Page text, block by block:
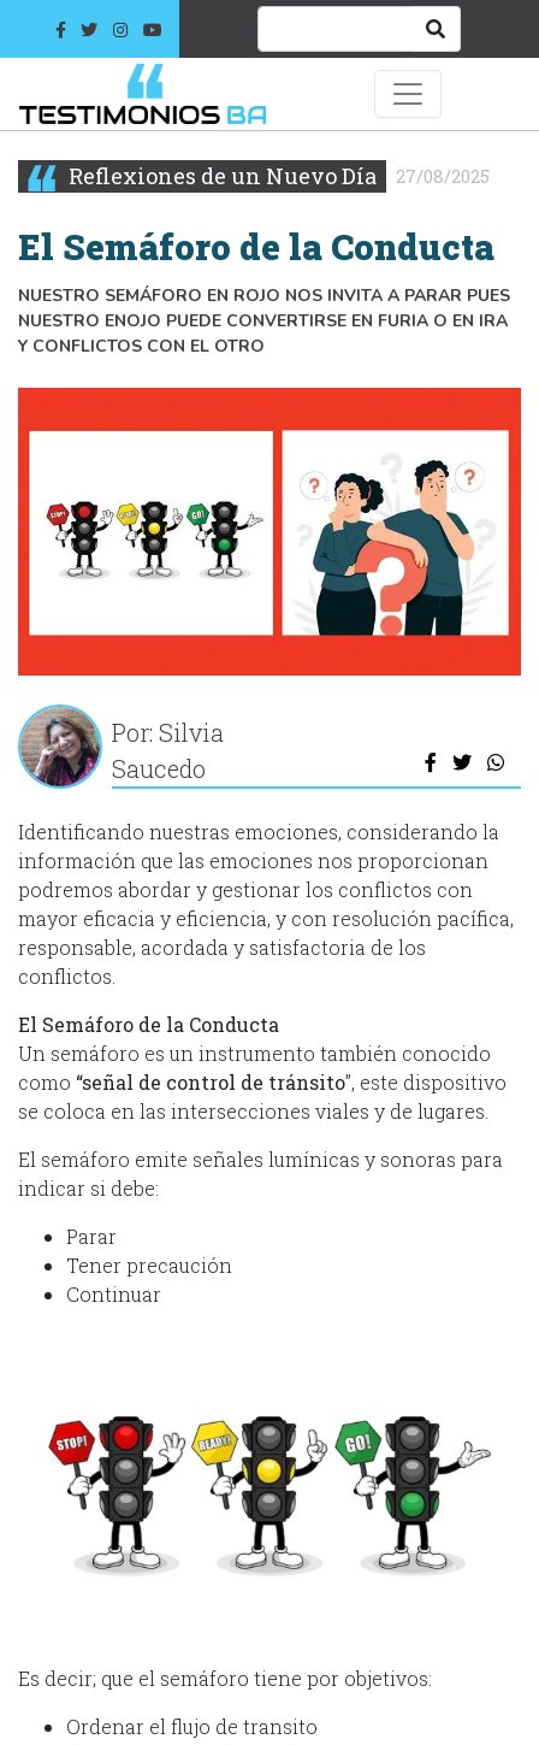
Reflexiones de un Nuevo Día 27/08/2025
El Semáforo de la Conducta
NUESTRO SEMÁFORO EN ROJO NOS INVITA A PARAR PUES
NUESTRO ENOJO PUEDE CONVERTIRSE EN FURIA O EN IRA
Y CONFLICTOS CON EL OTRO
Por: Silvia
Saucedo
Identificando nuestras emociones, considerando la
información que las emociones nos proporcionan
podremos abordar y gestionar los conflictos con
mayor eficacia y eficiencia, y con resolución pacífica,
responsable, acordada y satisfactoria de los
conflictos.
El Semáforo de la Conducta
Un semáforo es un instrumento también conocido
como “señal de control de tránsito”, este dispositivo
se coloca en las intersecciones viales y de lugares.
El semáforo emite señales lumínicas y sonoras para
indicar si debe:
Parar
Tener precaución
Continuar
Es decir; que el semáforo tiene por objetivos:
Ordenar el flujo de transito